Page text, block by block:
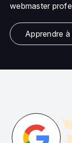
webmaster
Apprendre